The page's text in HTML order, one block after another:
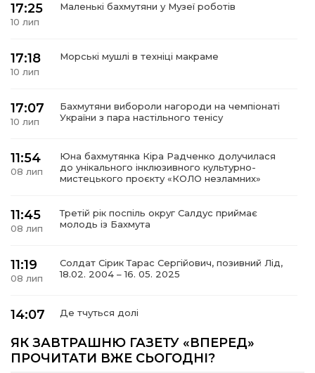
17:25
10 лип
Маленькі бахмутяни у Музеї роботів
17:18
10 лип
Морські мушлі в техніці макраме
17:07
10 лип
Бахмутяни вибороли нагороди на чемпіонаті
України з пара настільного тенісу
11:54
08 лип
Юна бахмутянка Кіра Радченко долучилася
до унікального інклюзивного культурно-
мистецького проєкту «КОЛО незламних»
11:45
08 лип
Третій рік поспіль округ Салдус приймає
молодь із Бахмута
11:19
08 лип
Солдат Сірик Тарас Сергійович, позивний Лід,
18.02. 2004 – 16. 05. 2025
14:07 Де тчуться долі
13:52
Бахмутяни у Полтаві побували на концерті
ЯК ЗАВТРАШНЮ ГАЗЕТУ «ВПЕРЕД»
ПРОЧИТАТИ ВЖЕ СЬОГОДНІ?